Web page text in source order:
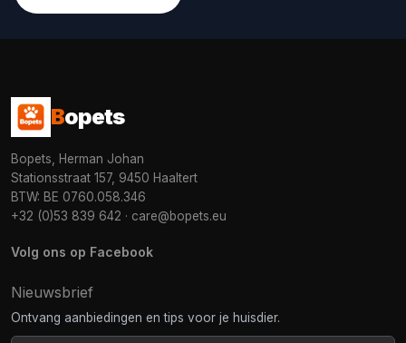
Bopets
Bopets, Herman Johan
Stationsstraat 157, 9450 Haaltert
BTW: BE 0760.058.346
+32 (0)53 839 642 · care@bopets.eu
Volg ons op Facebook
Nieuwsbrief
Ontvang aanbiedingen en tips voor je huisdier.